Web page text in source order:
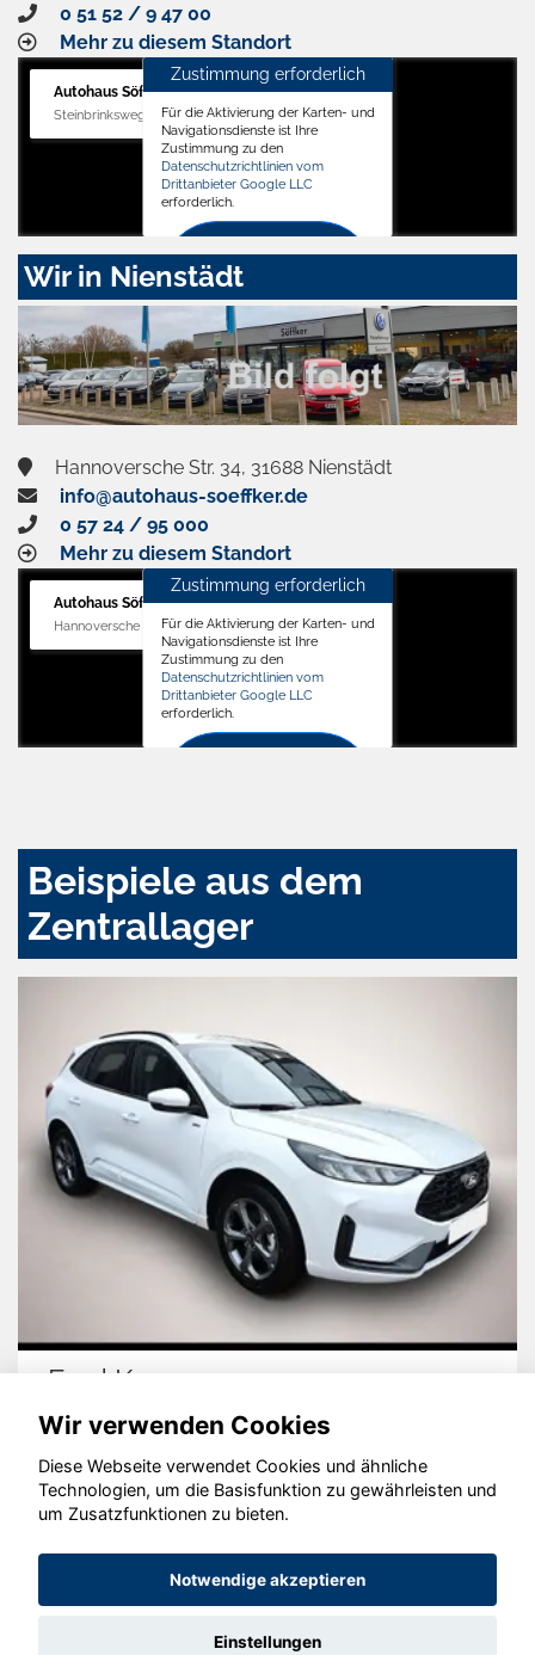
0 51 52 / 9 47 00
Mehr zu diesem Standort
Autohaus Söffker GmbH
Steinbrinksweg 12, 31840 Hessisch Oldendorf
Zustimmung erforderlich
Für die Aktivierung der Karten- und
Navigationsdienste ist Ihre
Zustimmung zu den
Datenschutzrichtlinien vom
Drittanbieter Google LLC
erforderlich.
Zustimmen
aktivieren
Wir in Nienstädt
Hannoversche Str. 34, 31688 Nienstädt
info@autohaus-soeffker.de
0 57 24 / 95 000
Mehr zu diesem Standort
Autohaus Söffker GmbH
Hannoversche Str. 34, 31688 Nienstädt
Zustimmung erforderlich
Für die Aktivierung der Karten- und
Navigationsdienste ist Ihre
Zustimmung zu den
Datenschutzrichtlinien vom
Drittanbieter Google LLC
erforderlich.
Beispiele aus dem
Zentrallager
Ford Kuga
© konjunkturmotor.de GmbH 2020 - 2026
Wir verwenden Cookies
Diese Webseite verwendet Cookies und ähnliche
Technologien, um die Basisfunktion zu gewährleisten und
um Zusatzfunktionen zu bieten.
Notwendige akzeptieren
Einstellungen